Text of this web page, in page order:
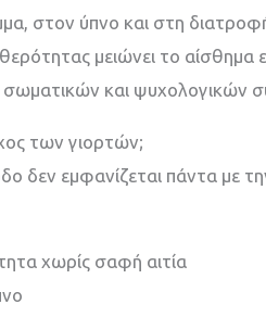
στον ύπνο και στη
μειώνει το αίσθημα
και ψυχολογικών
των γιορτών;
δεν εμφανίζεται πάντα με
χωρίς σαφή αιτία